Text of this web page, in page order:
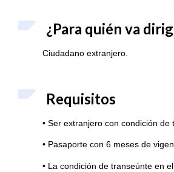
¿Para quién va
Ciudadano extranjero.
Requisitos
• Ser extranjero con condición de
• Pasaporte con 6 meses de
• La condición de transeúnte en